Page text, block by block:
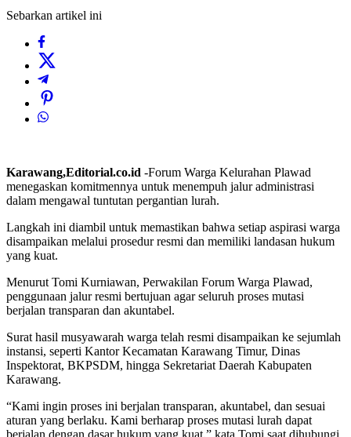
Sebarkan artikel ini
Karawang,Editorial.co.id -Forum Warga Kelurahan Plawad
menegaskan komitmennya untuk menempuh jalur administrasi
dalam mengawal tuntutan pergantian lurah.
Langkah ini diambil untuk memastikan bahwa setiap aspirasi warga
disampaikan melalui prosedur resmi dan memiliki landasan hukum
yang kuat.
Menurut Tomi Kurniawan, Perwakilan Forum Warga Plawad,
penggunaan jalur resmi bertujuan agar seluruh proses mutasi
berjalan transparan dan akuntabel.
Surat hasil musyawarah warga telah resmi disampaikan ke sejumlah
instansi, seperti Kantor Kecamatan Karawang Timur, Dinas
Inspektorat, BKPSDM, hingga Sekretariat Daerah Kabupaten
Karawang.
“Kami ingin proses ini berjalan transparan, akuntabel, dan sesuai
aturan yang berlaku. Kami berharap proses mutasi lurah dapat